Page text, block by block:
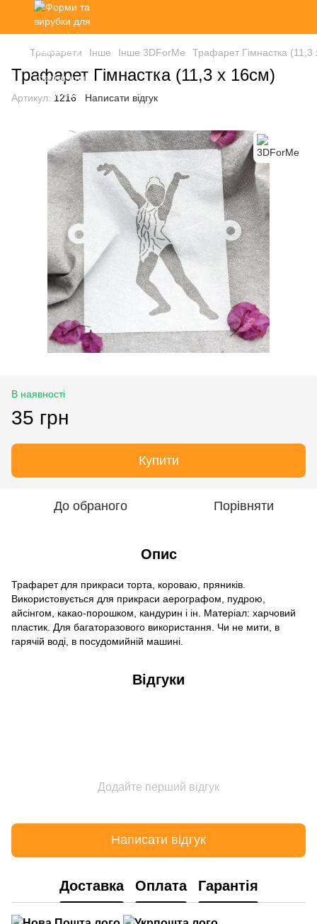
Трафарети Інше Інше 3DForMe Трафарет Гімнастка (11,3
Трафарет Гімнастка (11,3 х 16см)
Артикул: 1216 Написати відгук
В наявності
35 грн
Купити
До обраного Порівняти
Опис
Трафарет для прикраси торта, короваю, пряників.
Використовується для прикраси аерографом, пудрою,
айсінгом, какао-порошком, кандурин і ін. Матеріал: харчовий
пластик. Для багаторазового використання. Чи не мити, в
гарячій воді, в посудомийній машині.
Відгуки
Додайте перший відгук
Написати відгук
Доставка Оплата Гарантія